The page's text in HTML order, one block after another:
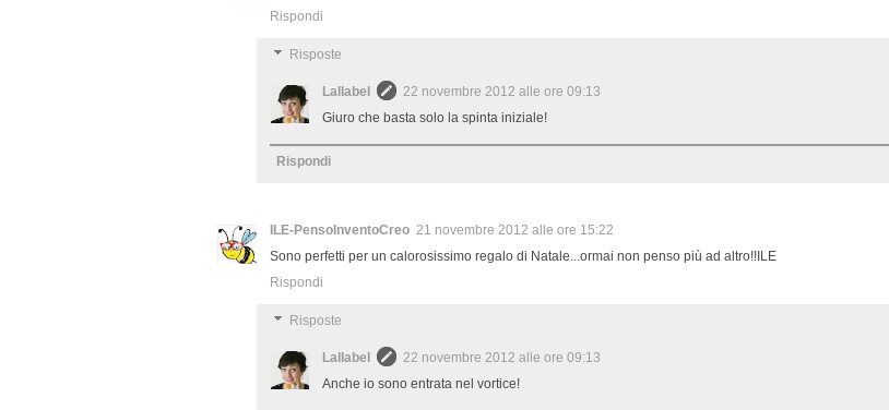
Rispondi
Risposte
Lallabel
22 novembre 2012 alle ore 09:13
Giuro che basta solo la spinta iniziale!
Rispondi
ILE-PensoInventoCreo 21 novembre 2012 alle ore 15:22
Sono perfetti per un calorosissimo regalo di Natale...ormai non penso più ad altro!!ILE
Rispondi
Risposte
Lallabel
22 novembre 2012 alle ore 09:13
Anche io sono entrata nel vortice!